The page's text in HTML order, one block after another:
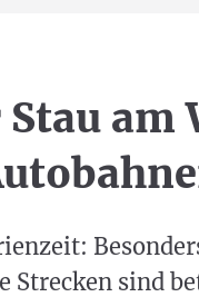
am
Strecken sind